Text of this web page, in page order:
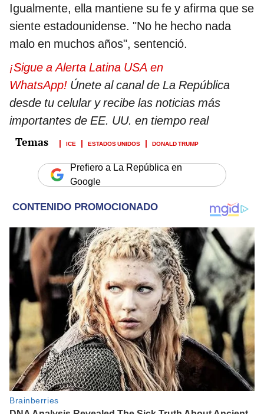
Igualmente, ella mantiene su fe y afirma que se
siente estadounidense. "No he hecho nada
malo en muchos años", sentenció.
¡Sigue a Alerta Latina USA en
WhatsApp! Únete al canal de La República
desde tu celular y recibe las noticias más
importantes de EE. UU. en tiempo real
ICE ESTADOS UNIDOS DONALD TRUMP
Prefiero a La República en
Google